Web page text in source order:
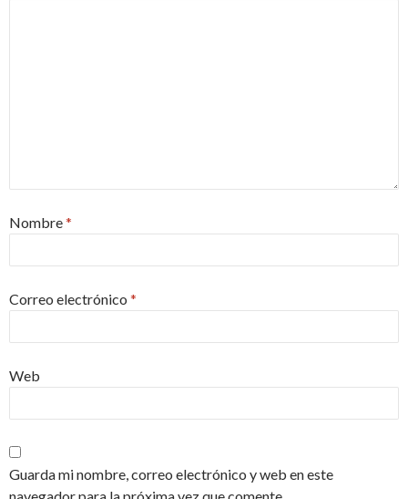
Nombre*
Correo electrónico *
Web
Guarda mi nombre, correo electrónico y web en este